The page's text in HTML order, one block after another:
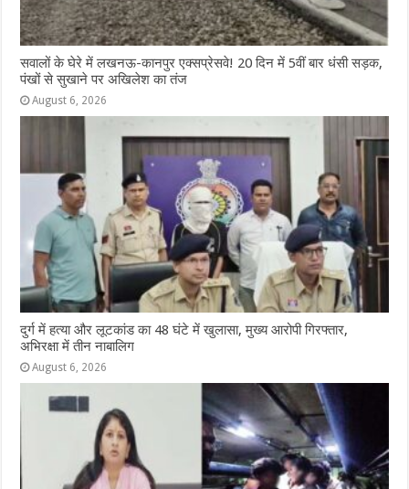
सवालों के घेरे में लखनऊ-कानपुर एक्सप्रेसवे! 20 दिन में 5वीं बार धंसी सड़क,
पंखों से सुखाने पर अखिलेश का तंज
August 6, 2026
दुर्ग में हत्या और लूटकांड का 48 घंटे में खुलासा, मुख्य आरोपी गिरफ्तार,
अभिरक्षा में तीन नाबालिग
August 6, 2026